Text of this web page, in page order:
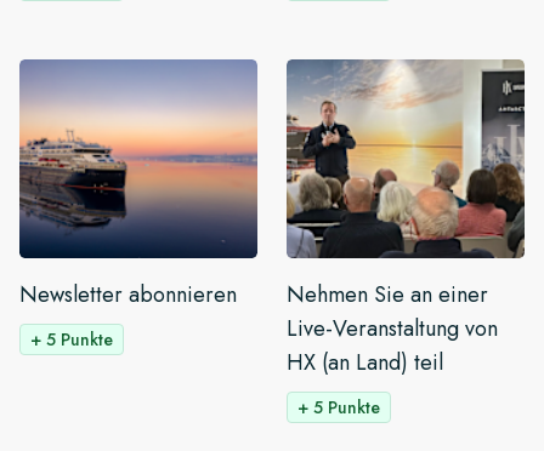
Newsletter abonnieren
+ 5 Punkte
Nehmen Sie an einer
Live-Veranstaltung von
HX (an Land) teil
+ 5 Punkte